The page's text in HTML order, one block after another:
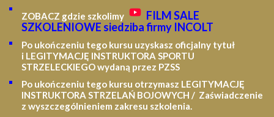
ZOBACZ gdzie szkolimy
FILM SALE
SZKOLENIOWE siedziba firmy INCOLT
Po ukończeniu tego kursu uzyskasz oficjalny tytuł
i LEGITYMACJĘ INSTRUKTORA SPORTU
STRZELECKIEGO wydaną przez PZSS
Po ukończeniu tego kursu otrzymasz LEGITYMACJĘ
INSTRUKTORA STRZELAŃ BOJOWYCH / Zaświadczenie
z wyszczególnieniem zakresu szkolenia.